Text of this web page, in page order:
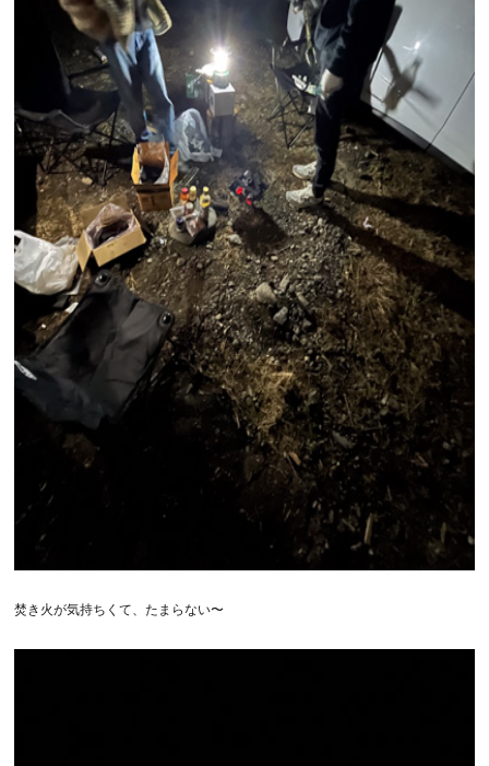
焚き火が気持ちくて、たまらない〜